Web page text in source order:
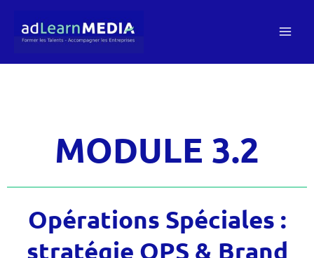
contenu
MODULE 3.2
Opérations Spéciales :
stratégie OPS & Brand